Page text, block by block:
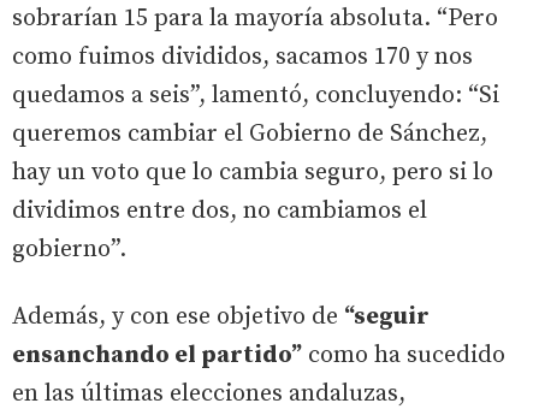
sobrarían 15 para la mayoría absoluta. “Pero
como fuimos divididos, sacamos 170 y nos
quedamos a seis”, lamentó, concluyendo: “Si
queremos cambiar el Gobierno de Sánchez,
hay un voto que lo cambia seguro, pero si lo
dividimos entre dos, no cambiamos el
gobierno”.
Además, y con ese objetivo de “seguir
ensanchando el partido” como ha sucedido
en las últimas elecciones andaluzas,